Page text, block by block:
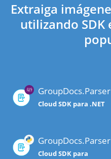
Extraiga
utilizando
GroupDocs.Parser
Cloud SDK para .NET
GroupDocs.Parser
Cloud SDK para